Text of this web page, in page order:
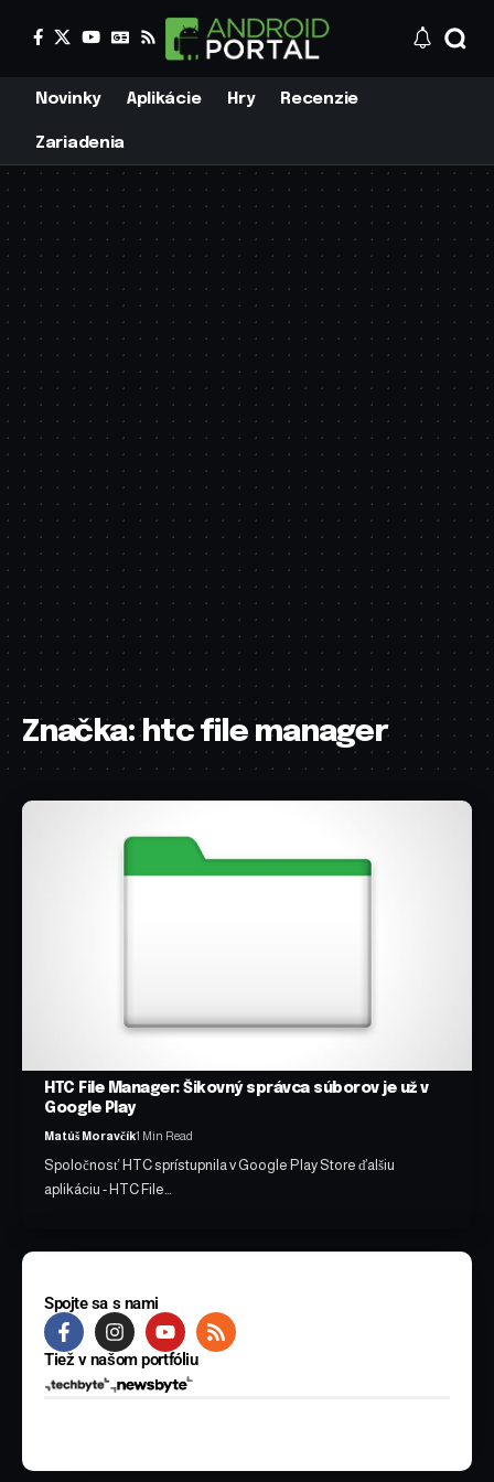
Novinky Aplikácie Hry Recenzie
Zariadenia
Značka:htc file manager
HTC File Manager: Šikovný správca súborov je už v
Google Play
Matúš Moravčík1 Min Read
Spoločnosť HTC sprístupnila v Google Play Store ďalšiu
aplikáciu - HTC File…
Spojte sa s nami
Tiež v našom portfóliu